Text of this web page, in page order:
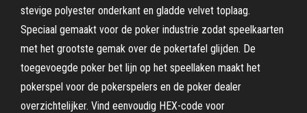
stevige polyester onderkant en gladde velvet toplaag.
Speciaal gemaakt voor de poker industrie zodat speelkaarten
met het grootste gemak over de pokertafel glijden. De
toegevoegde poker bet lijn op het speellaken maakt het
pokerspel voor de pokerspelers en de poker dealer
overzichtelijker. Vind eenvoudig HEX-code voor